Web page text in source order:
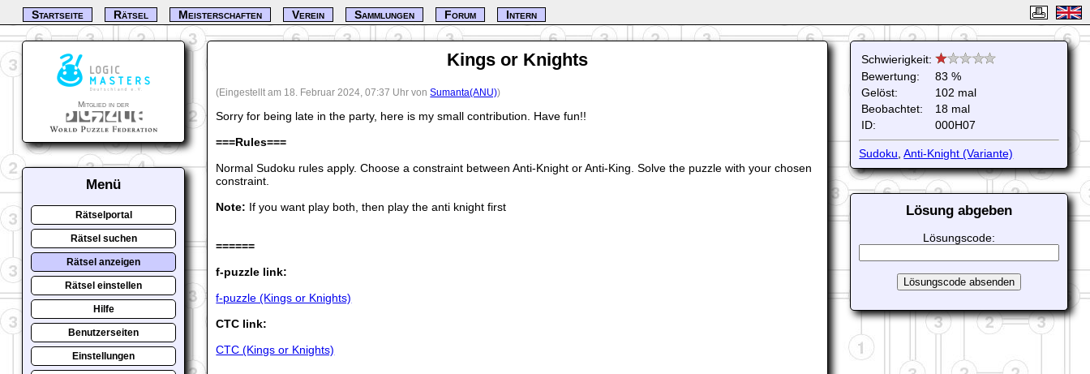
Kings or Knights
(Eingestellt am 18. Februar 2024, 07:37 Uhr vonSumanta(ANU))
Sorry for being late in the party, here is my small contribution. Have fun!!
===Rules===
Normal Sudoku rules apply. Choose a constraint between Anti-Knight or Anti-King. Solve the puzzle with your chosen
constraint.
Note: If you want play both, then play the anti knight first
======
f-puzzle link:
f-puzzle (Kings or Knights)
CTC link:
CTC (Kings or Knights)
Schwierigkeit:
Bewertung:
83 %
Gelöst:
102 mal
Beobachtet:
18 mal
ID:
000H07
Sudoku,Anti-Knight (Variante)
Lösung abgeben
Lösungscode:
Startseite Rätsel Meisterschaften Verein Sammlungen Forum Intern
Mitglied in der
Menü
Rätselportal
Rätsel suchen
Rätsel anzeigen
Rätsel einstellen
Hilfe
Benutzerseiten
Einstellungen